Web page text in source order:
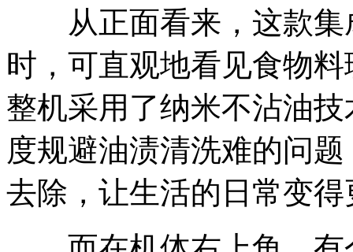
从正面看来，这款集
时，可直观地看见食物
整机采用了纳米不沾油
度规避油渍清洗难的问
去除，让生活的日常变